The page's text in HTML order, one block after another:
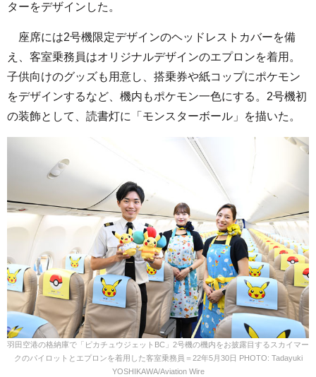
ターをデザインした。
座席には2号機限定デザインのヘッドレストカバーを備
え、客室乗務員はオリジナルデザインのエプロンを着用。
子供向けのグッズも用意し、搭乗券や紙コップにポケモン
をデザインするなど、機内もポケモン一色にする。2号機初
の装飾として、読書灯に「モンスターボール」を描いた。
羽田空港の格納庫で「ピカチュウジェットBC」2号機の機内をお披露目するスカイマー
クのパイロットとエプロンを着用した客室乗務員＝22年5月30日 PHOTO: Tadayuki
YOSHIKAWA/Aviation Wire